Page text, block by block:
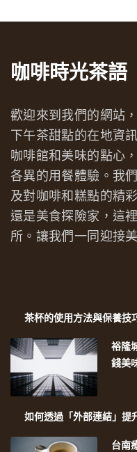
咖啡時光茶語
歡迎來到我們的網站
下午茶甜點的在地資
咖啡館和美味的點心
各異的用餐體驗。我
及對咖啡和糕點的精
還是美食探險家，這
所。讓我們一同迎接
茶杯的使用方法與保養技
裕隆
錢美
如何透過「外部連結」提
台南